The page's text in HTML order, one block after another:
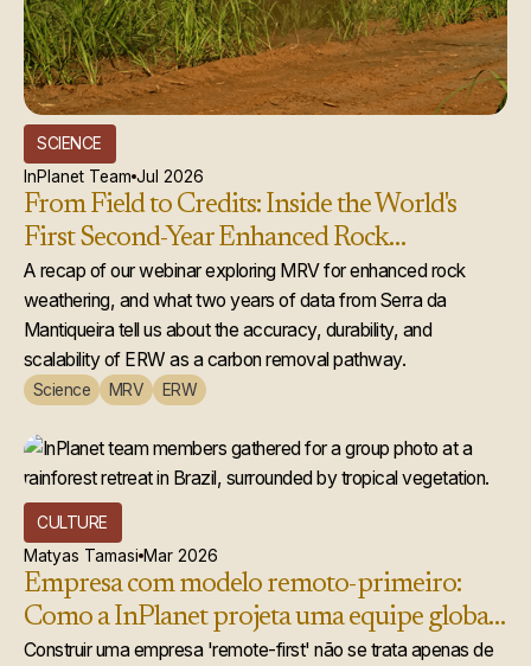
SCIENCE
InPlanet Team Jul 2026
From Field to Credits: Inside the World's
First Second-Year Enhanced Rock
Weathering Credit Issuance
A recap of our webinar exploring MRV for enhanced rock
weathering, and what two years of data from Serra da
Mantiqueira tell us about the accuracy, durability, and
scalability of ERW as a carbon removal pathway.
Science MRV ERW
CULTURE
Matyas Tamasi Mar 2026
Empresa com modelo remoto-primeiro:
Como a InPlanet projeta uma equipe global
que realmente funciona
Construir uma empresa 'remote-first' não se trata apenas de